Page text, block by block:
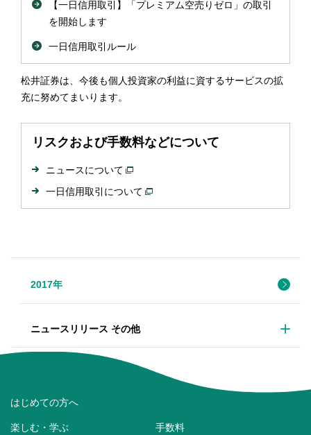
【一日信用取引】「プレミアム空売りゼロ」の取引
を開始します
一日信用取引ルール
松井証券は、今後も個人投資家の利益に資するサービスの拡
充に努めてまいります。
リスクおよび手数料などについて
ニュースについて
一日信用取引について
2017年
ニュースリリース その他
はじめての方へ
楽しむ・学ぶ 手数料